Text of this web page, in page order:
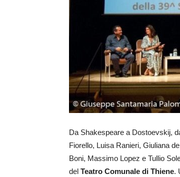
Da Shakespeare a Dostoevskij,
Fiorello, Luisa Ranieri, Giuliana
Boni, Massimo Lopez e Tullio
del Teatro Comunale di Thiene.